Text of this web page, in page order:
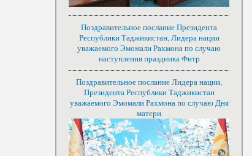
Поздравительное послание Президента
Республики Таджикистан, Лидера нации
уважаемого Эмомали Рахмона по случаю
наступления праздника Фитр
Поздравительное послание Лидера нации,
Президента Республики Таджикистан
уважаемого Эмомали Рахмона по случаю Дня
матери